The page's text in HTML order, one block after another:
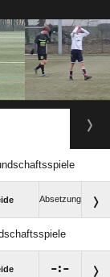
Absetzung
: